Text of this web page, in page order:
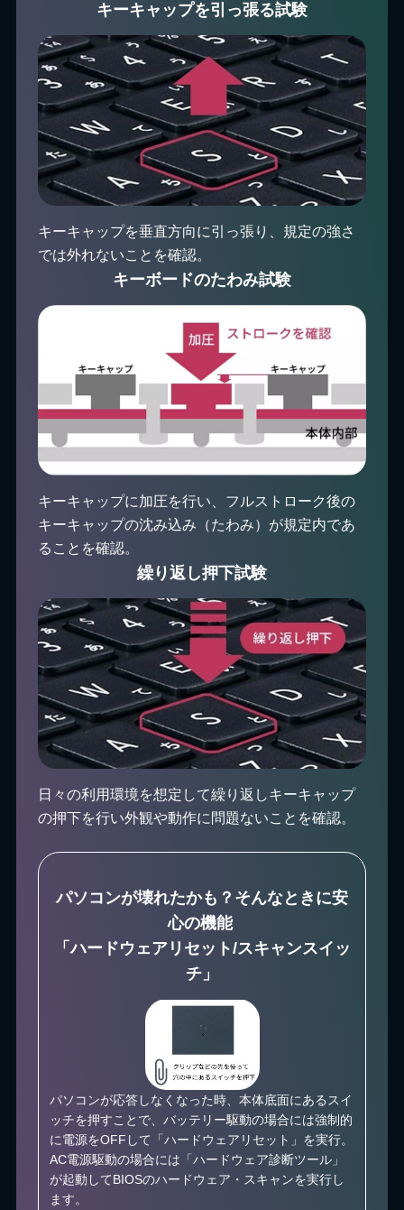
キーキャップを引っ張る試験
キーキャップを垂直方向に引っ張り、規定の強さ
では外れないことを確認。
キーボードのたわみ試験
キーキャップに加圧を行い、フルストローク後の
キーキャップの沈み込み（たわみ）が規定内であ
ることを確認。
繰り返し押下試験
日々の利用環境を想定して繰り返しキーキャップ
の押下を行い外観や動作に問題ないことを確認。
パソコンが壊れたかも？そんなときに安
心の機能
「ハードウェアリセット/スキャンスイッ
チ」
パソコンが応答しなくなった時、本体底面にあるスイ
ッチを押すことで、バッテリー駆動の場合には強制的
に電源をOFFして「ハードウェアリセット」を実行。
AC電源駆動の場合には「ハードウェア診断ツール」
が起動してBIOSのハードウェア・スキャンを実行し
ます。